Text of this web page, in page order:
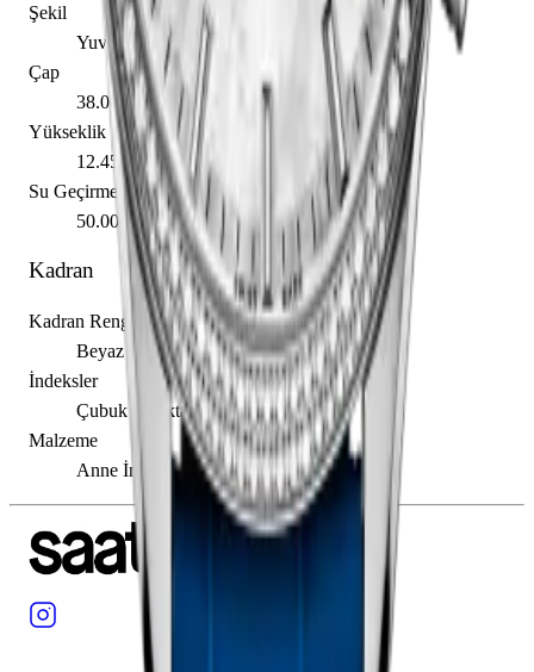
Şekil
Yuvarlak
Çap
38.00 mm
Yükseklik
12.45 mm
Su Geçirmezlik
50.00 m
Kadran
Kadran Rengi
Beyaz
İndeksler
Çubuk / Nokta
Malzeme
Anne İncisi